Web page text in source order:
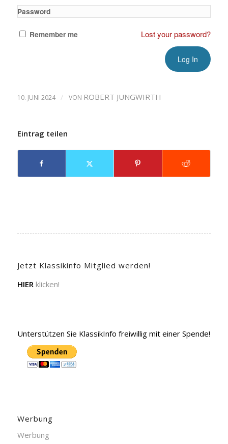
Password
Remember me Lost your password?
10. JUNI 2024 / VON ROBERT JUNGWIRTH
Eintrag teilen
Jetzt Klassikinfo Mitglied werden!
HIER klicken!
Unterstützen Sie KlassikInfo freiwillig mit einer Spende!
Werbung
Werbung